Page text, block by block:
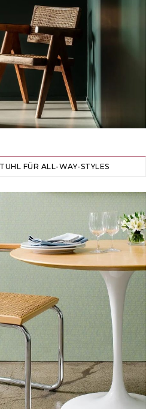
FÜR ALL-WAY-STYLES